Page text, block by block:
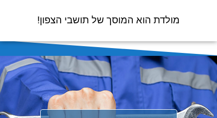
מולדת הוא המוסך של תושבי הצפון!